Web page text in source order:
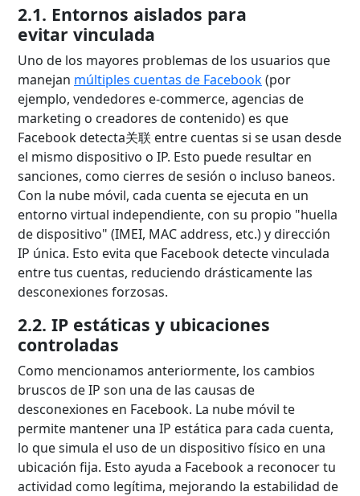
2.1. Entornos aislados para
evitar vinculada
Uno de los mayores problemas de los usuarios que
manejan múltiples cuentas de Facebook(por
ejemplo, vendedores e-commerce, agencias de
marketing o creadores de contenido) es que
Facebook detecta关联 entre cuentas si se usan desde
el mismo dispositivo o IP. Esto puede resultar en
sanciones, como cierres de sesión o incluso baneos.
Con la nube móvil, cada cuenta se ejecuta en un
entorno virtual independiente, con su propio "huella
de dispositivo" (IMEI, MAC address, etc.) y dirección
IP única. Esto evita que Facebook detecte vinculada
entre tus cuentas, reduciendo drásticamente las
desconexiones forzosas.
2.2. IP estáticas y ubicaciones
controladas
Como mencionamos anteriormente, los cambios
bruscos de IP son una de las causas de
desconexiones en Facebook. La nube móvil te
permite mantener una IP estática para cada cuenta,
lo que simula el uso de un dispositivo físico en una
ubicación fija. Esto ayuda a Facebook a reconocer tu
actividad como legítima, mejorando la estabilidad de